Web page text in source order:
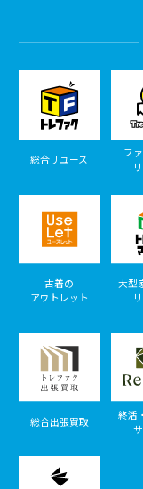
総合リユース
フ
古着の
アウトレット
大型
総合出張買取
終活